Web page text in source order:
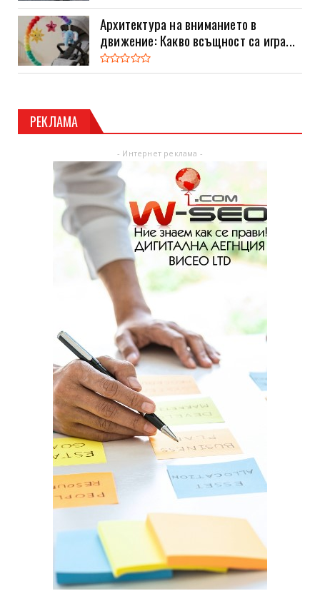
Архитектура на вниманието в
движение: Какво всъщност са игра...
РЕКЛАМА
- Интернет реклама -